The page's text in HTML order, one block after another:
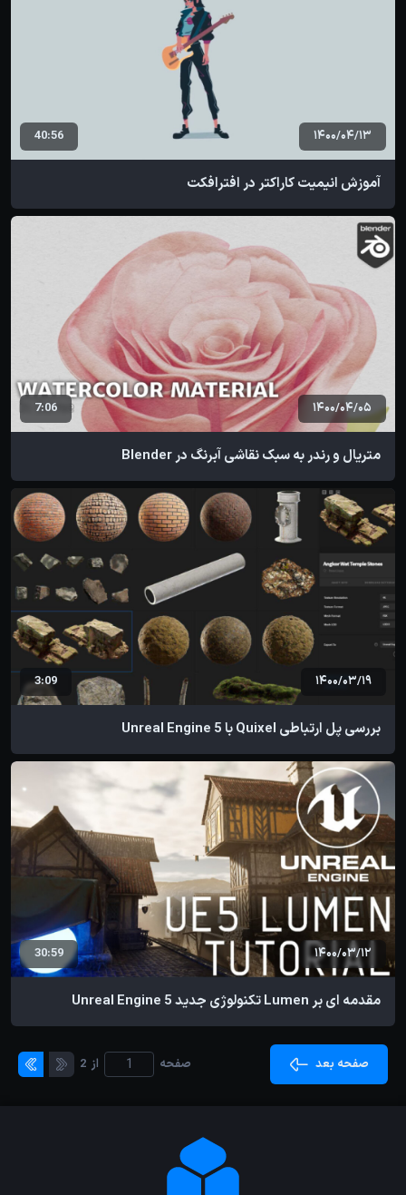
1400/04/13
40:56
آموزش انیمیت کاراکتر در افترافکت
1400/04/05
7:06
متریال و رندر به سبک نقاشی آبرنگ در Blender
1400/03/19
3:09
بررسی پل ارتباطی Quixel با Unreal Engine 5
1400/03/12
30:59
مقدمه ای بر Lumen تکنولوژی جدید Unreal Engine 5
صفحه بعد صفحه از 2